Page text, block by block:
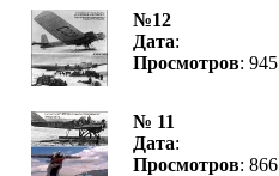
№12
Дата:
Просмотров: 945
№ 11
Дата:
Просмотров: 866